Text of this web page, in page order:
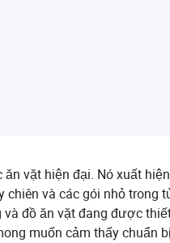
vặt hiện đại. Nó xuất
và các gói nhỏ trong
đồ ăn vặt đang được
muốn cảm thấy chuẩn